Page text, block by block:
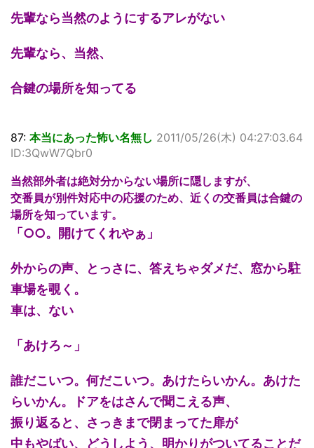
先輩なら当然のようにするアレがない
先輩なら、当然、
合鍵の場所を知ってる
87: 本当にあった怖い名無し 2011/05/26(木) 04:27:03.64
ID:3QwW7Qbr0
当然部外者は絶対分からない場所に隠しますが、
交番員が別件対応中の応援のため、近くの交番員は合鍵の
場所を知っています。
「○○。開けてくれやぁ」
外からの声、とっさに、答えちゃダメだ、窓から駐
車場を覗く。
車は、ない
「あけろ～」
誰だこいつ。何だこいつ。あけたらいかん。あけた
らいかん。ドアをはさんで聞こえる声、
振り返ると、さっきまで閉まってた扉が
中もやばい、どうしよう、明かりがついてることだ